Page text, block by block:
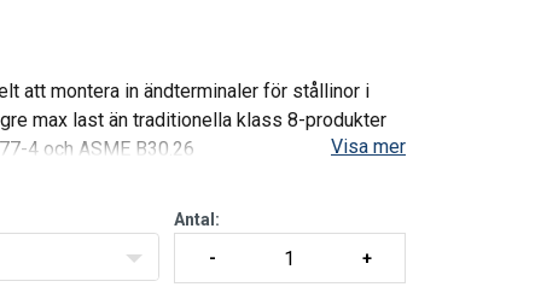
att montera in ändterminaler för stållinor i
max last än traditionella klass 8-produkter
4 och ASME B30.26
Visa mer
Antal: